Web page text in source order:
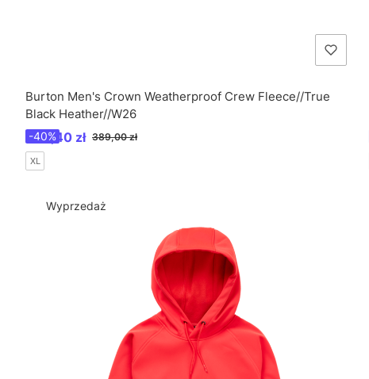
Burton Men's Crown Weatherproof Crew Fleece//True
Black Heather//W26
Cena promocyjna
233,40 zł 389,00 zł
-40%
XL
Wyprzedaż